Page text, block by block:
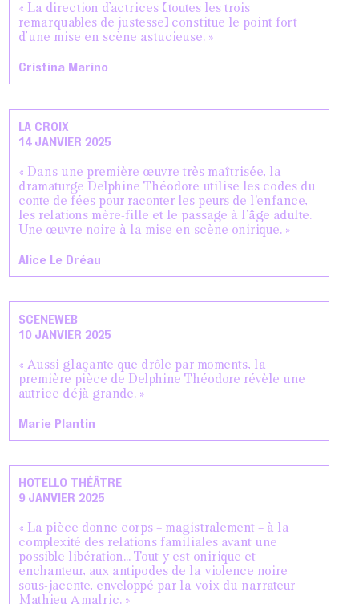
« La direction d’actrices (toutes les trois
remarquables de justesse) constitue le point fort
d’une mise en scène astucieuse. »
Cristina Marino
LA CROIX
14 JANVIER 2025
« Dans une première œuvre très maîtrisée, la
dramaturge Delphine Théodore utilise les codes du
conte de fées pour raconter les peurs de l'enfance,
les relations mère-fille et le passage à l'âge adulte.
Une œuvre noire à la mise en scène onirique. »
Alice Le Dréau
SCENEWEB
10 JANVIER 2025
« Aussi glaçante que drôle par moments, la
première pièce de Delphine Théodore révèle une
autrice déjà grande. »
Marie Plantin
HOTELLO THÉÂTRE
9 JANVIER 2025
« La pièce donne corps – magistralement – à la
complexité des relations familiales avant une
possible libération… Tout y est onirique et
enchanteur, aux antipodes de la violence noire
sous-jacente, enveloppé par la voix du narrateur
Mathieu Amalric. »